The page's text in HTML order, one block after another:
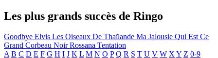
Les plus grands succès de Ringo
Goodbye Elvis Les Oiseaux De Thaïlande Ma Jalousie Qui Est Ce
Grand Corbeau NoirRossana Tentation
A B C D E F G H I J K L M N O P Q R S T U V W X Y Z 0-9